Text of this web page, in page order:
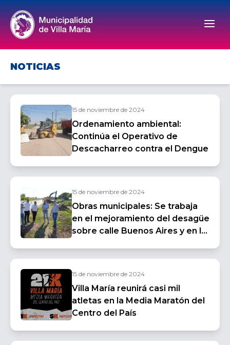
NOTICIAS
15 de noviembre de 2024
Ordenamiento ambiental:
Continúa el Operativo de
Descacharreo contra el Dengue
15 de noviembre de 2024
Obras municipales: Se trabaja
en el mejoramiento del desagüe
sobre calle Buenos Aires y en la
15 de noviembre de 2024
Villa María reunirá casi mil
atletas en la Media Maratón del
Centro del País